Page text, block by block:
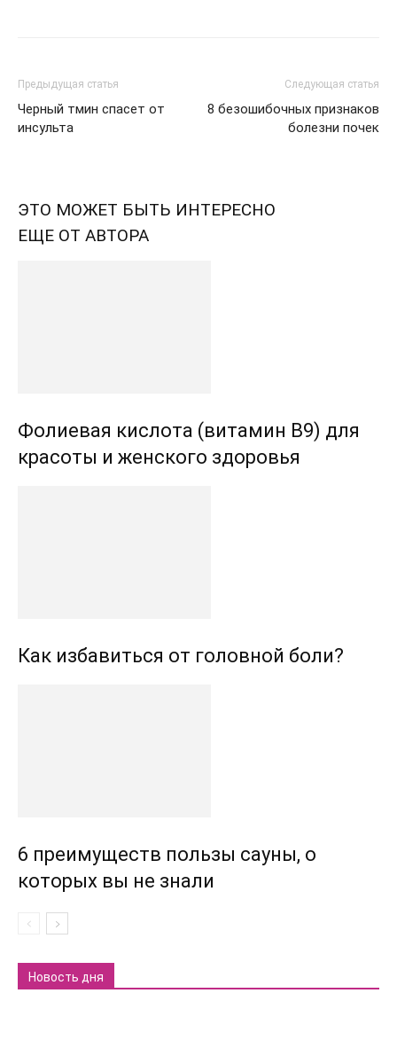
Предыдущая статья
Черный тмин спасет от
инсульта
Следующая статья
8 безошибочных признаков
болезни почек
ЭТО МОЖЕТ БЫТЬ ИНТЕРЕСНО
ЕЩЕ ОТ АВТОРА
Фолиевая кислота (витамин В9) для
красоты и женского здоровья
Как избавиться от головной боли?
6 преимуществ пользы сауны, о
которых вы не знали
Новость дня